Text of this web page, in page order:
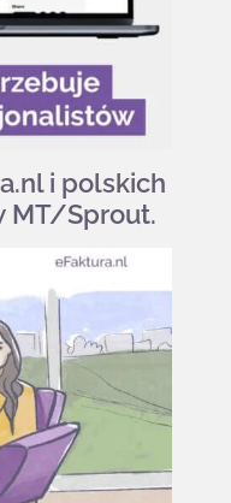
i polskich
MT/Sprout.